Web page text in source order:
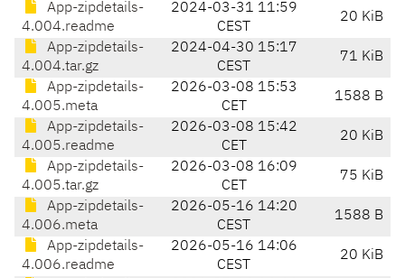
App-zipdetails-
4.004.readme
2024-03-31 11:59
CEST
20 KiB
App-zipdetails-
4.004.tar.gz
2024-04-30 15:17
CEST
71 KiB
App-zipdetails-
4.005.meta
2026-03-08 15:53
CET
1588 B
App-zipdetails-
4.005.readme
2026-03-08 15:42
CET
20 KiB
App-zipdetails-
4.005.tar.gz
2026-03-08 16:09
CET
75 KiB
App-zipdetails-
4.006.meta
2026-05-16 14:20
CEST
1588 B
App-zipdetails-
4.006.readme
2026-05-16 14:06
CEST
20 KiB